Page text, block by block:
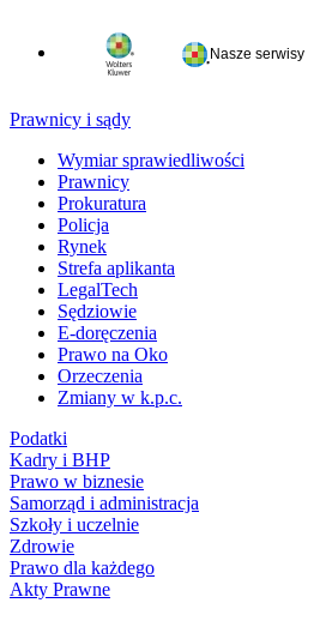
Nasze serwisy
Prawnicy i sądy
Wymiar sprawiedliwości
Prawnicy
Prokuratura
Policja
Rynek
Strefa aplikanta
LegalTech
Sędziowie
E-doręczenia
Prawo na Oko
Orzeczenia
Zmiany w k.p.c.
Podatki
Kadry i BHP
Prawo w biznesie
Samorząd i administracja
Szkoły i uczelnie
Zdrowie
Prawo dla każdego
Akty Prawne